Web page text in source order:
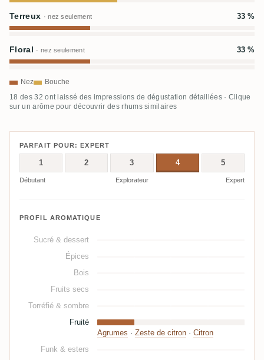
Terreux · nez seulement 33 %
Floral · nez seulement 33 %
Nez Bouche
18 des 32 ont laissé des impressions de dégustation détaillées · Clique
sur un arôme pour découvrir des rhums similaires
PARFAIT POUR: EXPERT
1 2 3 4 5
Débutant Explorateur Expert
PROFIL AROMATIQUE
Sucré & dessert
Épices
Bois
Fruits secs
Torréfié & sombre
Fruité
Agrumes · Zeste de citron · Citron
Funk & esters